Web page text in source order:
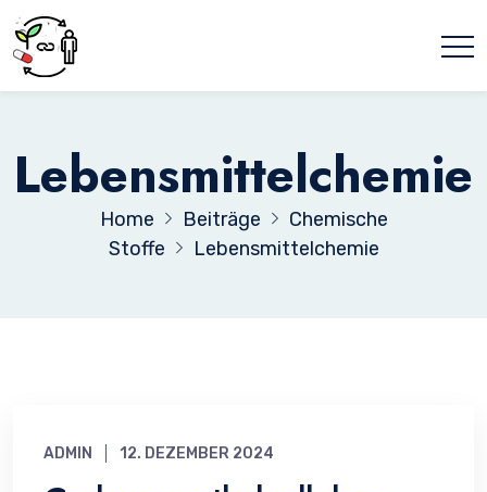
Lebensmittelchemie
Home Beiträge
Chemische
Stoffe
Lebensmittelchemie
ADMIN 12. DEZEMBER 2024